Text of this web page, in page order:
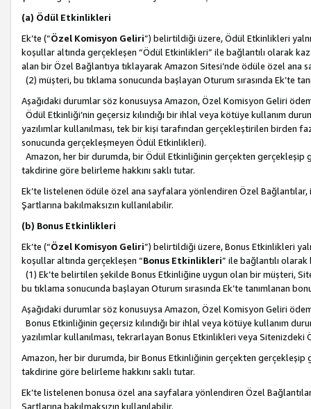
(a) Ödül Etkinlikleri
Ek’te (“Özel Komisyon Geliri”) belirtildiği üzere, Ödül Etkinlikleri
koşullar altında gerçekleşen “Ödül Etkinlikleri” ile bağlantılı olarak
alan bir Özel Bağlantıya tıklayarak Amazon Sitesi’nde ödüle özel ana
(2) müşteri, bu tıklama sonucunda başlayan Oturum sırasında Ek’te
Aşağıdaki durumlar söz konusuysa Amazon, Özel Komisyon Geliri
Ödül Etkinliği’nin geçersiz kılındığı bir ihlal veya kötüye kullanım
yazılımlar kullanılması, tek bir kişi tarafından gerçekleştirilen
sonucunda gerçekleşmeyen Ödül Etkinlikleri).
Amazon, her bir durumda, bir Ödül Etkinliğinin gerçekten gerçekleşip
takdirine göre belirleme hakkını saklı tutar.
Ek’te listelenen ödüle özel ana sayfalara yönlendiren Özel
Şartlarına bakılmaksızın kullanılabilir.
(b) Bonus Etkinlikleri
Ek’te (“Özel Komisyon Geliri”) belirtildiği üzere, Bonus Etkinlikleri
koşullar altında gerçekleşen “Bonus Etkinlikleri” ile bağlantılı olarak
(1) Ek’te belirtilen şekilde Bonus Etkinliğine uygun olan bir müşteri,
bu tıklama sonucunda başlayan Oturum sırasında Ek’te tanımlanan
Aşağıdaki durumlar söz konusuysa Amazon, Özel Komisyon Geliri
Bonus Etkinliğinin geçersiz kılındığı bir ihlal veya kötüye kullanım
yazılımlar kullanılması, tekrarlayan Bonus Etkinlikleri veya
Amazon, her bir durumda, bir Bonus Etkinliğinin gerçekten gerçekleşip
takdirine göre belirleme hakkını saklı tutar.
Ek’te listelenen bonusa özel ana sayfalara yönlendiren Özel
Şartlarına bakılmaksızın kullanılabilir.